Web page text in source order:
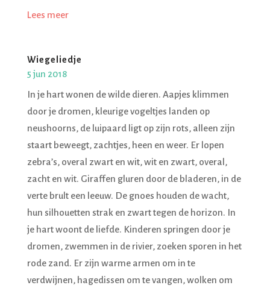
Lees meer
Wiegeliedje
5 jun 2018
In je hart wonen de wilde dieren. Aapjes klimmen
door je dromen, kleurige vogeltjes landen op
neushoorns, de luipaard ligt op zijn rots, alleen zijn
staart beweegt, zachtjes, heen en weer. Er lopen
zebra’s, overal zwart en wit, wit en zwart, overal,
zacht en wit. Giraffen gluren door de bladeren, in de
verte brult een leeuw. De gnoes houden de wacht,
hun silhouetten strak en zwart tegen de horizon. In
je hart woont de liefde. Kinderen springen door je
dromen, zwemmen in de rivier, zoeken sporen in het
rode zand. Er zijn warme armen om in te
verdwijnen, hagedissen om te vangen, wolken om